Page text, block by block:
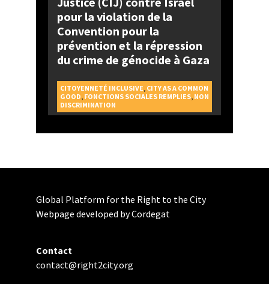
pour la violation de la
Convention pour la
prévention et la répression
du crime de génocide à Gaza
CITOYENNETÉ INCLUSIVE, CITY AS A COMMON
GOOD, FONCTIONS SOCIALES REMPLIES, NON
DISCRIMINATION
Global Platform for the Right to the City
Webpage developed by Cordegat
Contact
contact@right2city.org